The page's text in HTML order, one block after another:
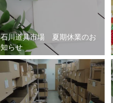
石川道具市場 夏期休業のお
知らせ